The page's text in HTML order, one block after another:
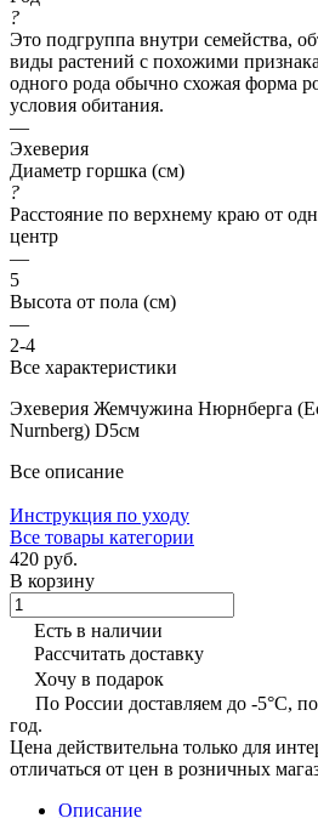
?
Это подгруппа внутри семейства,
виды растений с похожими
одного рода обычно схожая форма
условия обитания.
—
Эхеверия
Диаметр горшка (см)
?
Расстояние по верхнему краю от
центр
—
5
Высота от пола (см)
—
2-4
Все характеристики
Эхеверия Жемчужина Нюрнберга
Nurnberg) D5см
Все описание
Инструкция по уходу
Все товары категории
420 руб.
В корзину
Есть в наличии
Рассчитать доставку
Хочу в подарок
По России доставляем до -5°C,
год.
Цена действительна только для
отличаться от цен в розничных
Описание